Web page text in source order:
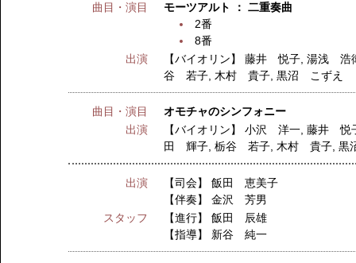
曲目・演目
モーツアルト ： 二重奏曲
2番
8番
出演
【バイオリン】藤井 悦子 ,湯浅 浩
谷 若子 木村 貴子 ,黒沼 こずえ
曲目・演目
オモチャのシンフォニー
出演
【バイオリン】小沢 洋一 ,藤井 悦
田 輝子 ,栃谷 若子 木村 貴子 ,黒
出演 【司会】飯田 恵美子
【伴奏】金沢 芳男
スタッフ
【進行】飯田 辰雄
【指導】 新谷 純一